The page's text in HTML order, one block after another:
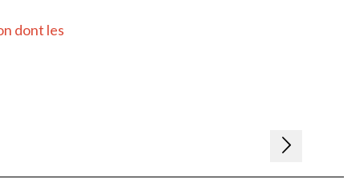
dont les